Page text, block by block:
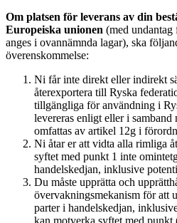
Om platsen för leverans av din
Europeiska unionen (med undantag
anges i ovannämnda lagar), ska
överenskommelse:
Ni får inte direkt eller indirekt
återexportera till Ryska
tillgängliga för användning i
levereras enligt eller i samband
omfattas av artikel 12g i
Ni åtar er att vidta alla rimliga
syftet med punkt 1 inte
handelskedjan, inklusive
Du måste upprätta och
övervakningsmekanism för att
parter i handelskedjan,